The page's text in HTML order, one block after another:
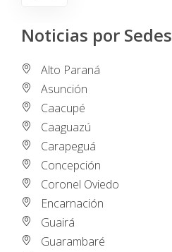
Noticias por Sedes
Alto Paraná
Asunción
Caacupé
Caaguazú
Carapeguá
Concepción
Coronel Oviedo
Encarnación
Guairá
Guarambaré